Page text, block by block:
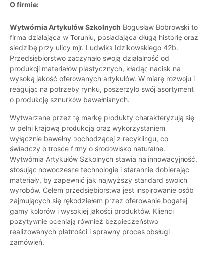
O firmie:
Wytwórnia Artykułów Szkolnych Bogusław Bobrowski to
firma działająca w Toruniu, posiadająca długą historię oraz
siedzibę przy ulicy mjr. Ludwika Idzikowskiego 42b.
Przedsiębiorstwo zaczynało swoją działalność od
produkcji materiałów plastycznych, kładąc nacisk na
wysoką jakość oferowanych artykułów. W miarę rozwoju i
reagując na potrzeby rynku, poszerzyło swój asortyment
o produkcję sznurków bawełnianych.
Wytwarzane przez tę markę produkty charakteryzują się
w pełni krajową produkcją oraz wykorzystaniem
wyłącznie bawełny pochodzącej z recyklingu, co
świadczy o trosce firmy o środowisko naturalne.
Wytwórnia Artykułów Szkolnych stawia na innowacyjność,
stosując nowoczesne technologie i starannie dobierając
materiały, by zapewnić jak najwyższy standard swoich
wyrobów. Celem przedsiębiorstwa jest inspirowanie osób
zajmujących się rękodziełem przez oferowanie bogatej
gamy kolorów i wysokiej jakości produktów. Klienci
pozytywnie oceniają również bezpieczeństwo
realizowanych płatności i sprawny proces obsługi
zamówień.